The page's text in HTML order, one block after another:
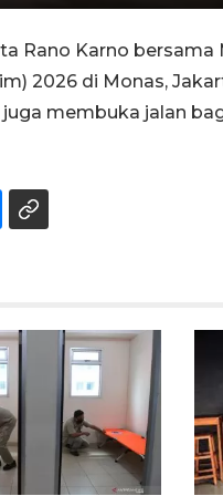
Rano Karno
2026 di Monas,
membuka jalan